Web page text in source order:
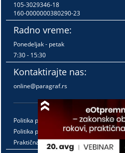
105-3029346-18
160-0000000380290-23
Radno vreme:
Ponedeljak - petak
7:30 - 15:30
Kontaktirajte nas:
online@paragraf.rs
Politika privatnosti
Politika pružanja usluga
Praktična pravila pružanja usluga